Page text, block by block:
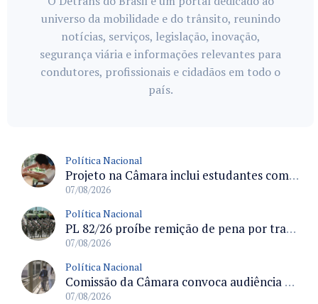
universo da mobilidade e do trânsito, reunindo
notícias, serviços, legislação, inovação,
segurança viária e informações relevantes para
condutores, profissionais e cidadãos em todo o
país.
Política Nacional
Projeto na Câmara inclui estudantes com deficiência no regime escolar especial da LDB e estabelece critérios para frequência
07/08/2026
Política Nacional
PL 82/26 proíbe remição de pena por trabalho em funções militares para condenados por crimes contra o Estado Democrático de Direito
07/08/2026
Política Nacional
Comissão da Câmara convoca audiência para discutir misoginia nas escolas e universidades após divulgação de listas misóginas
07/08/2026